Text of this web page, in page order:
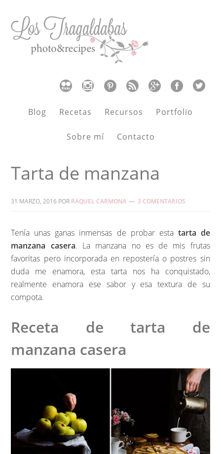
Blog Recetas Recursos Portfolio
Sobre mí Contacto
Tarta de manzana
31 MARZO, 2016 POR RAQUEL CARMONA 3 COMENTARIOS
Tenía unas ganas inmensas de probar esta tarta de
manzana casera. La manzana no es de mis frutas
favoritas pero incorporada en repostería o postres sin
duda me enamora, esta tarta nos ha conquistado,
realmente enamora ese sabor y esa textura de su
compota.
Receta de tarta de
manzana casera